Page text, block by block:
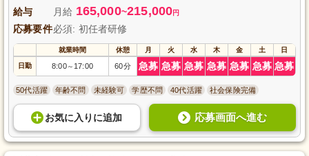
給与 月給 165,000~215,000円
応募要件必須: 初任者研修
就業時間 休憩 月 火 水 木 金 土 日
日勤 8:00～ 17:00 60分 急募 急募 急募 急募 急募 急募 急募
50代活躍 年齢不問 未経験可 学歴不問 40代活躍 社会保険完備
お気に入り に追加 応募画面へ進む